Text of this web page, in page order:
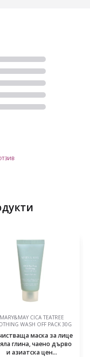
MARY&MAY CICA TEATREE
WASH OFF PACK 30G
маска за лице
глина, чаено дърво
и азиатска цен...